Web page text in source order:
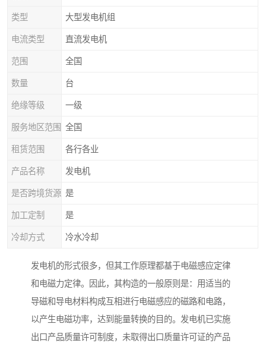
类型 大型发电机组
电流类型 直流发电机
范围 全国
数量 台
绝缘等级 一级
服务地区范围 全国
租赁范围 各行各业
产品名称 发电机
是否跨境货源 是
加工定制 是
冷却方式 冷水冷却
发电机的形式很多，但其工作原理都基于电磁感应定律
和电磁力定律。因此，其构造的一般原则是：用适当的
导磁和导电材料构成互相进行电磁感应的磁路和电路，
以产生电磁功率，达到能量转换的目的。发电机已实施
出口产品质量许可制度，未取得出口质量许可证的产品